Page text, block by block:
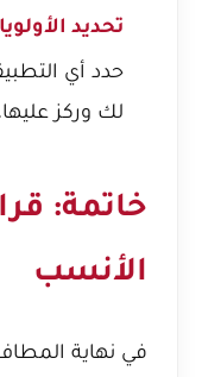
تحديد
حدد أي
لك وركز
خاتمة:
الأنسب
في نهاية